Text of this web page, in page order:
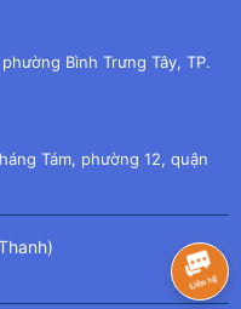
Bình Trưng Tây, TP.
Tám, phường 12, quận